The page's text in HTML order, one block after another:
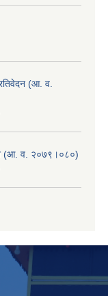
(आ. व.
(आ. व. २०७९।०८०)